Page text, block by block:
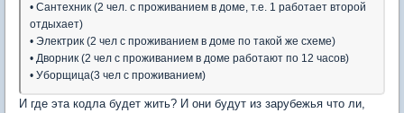
• Сантехник (2 чел. с проживанием в доме, т.е. 1 работает второй
отдыхает)
• Электрик (2 чел с проживанием в доме по такой же схеме)
• Дворник (2 чел с проживанием в доме работают по 12 часов)
• Уборщица(3 чел с проживанием)
И где эта кодла будет жить? И они будут из зарубежья что ли,